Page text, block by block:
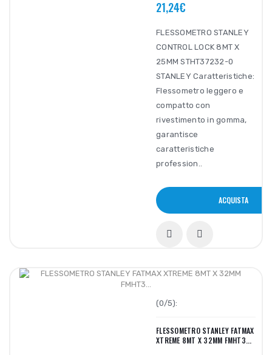
21,24€
FLESSOMETRO STANLEY
CONTROL LOCK 8MT X
25MM STHT37232-0
STANLEY Caratteristiche:
Flessometro leggero e
compatto con
rivestimento in gomma,
garantisce
caratteristiche
profession..
ACQUISTA
(0/5):
FLESSOMETRO STANLEY FATMAX
XTREME 8MT X 32MM FMHT3...